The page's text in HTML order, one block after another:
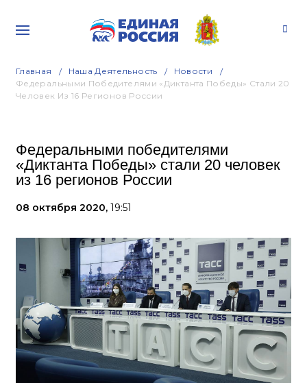
Главная Наша Деятельность
Новости
Федеральными Победителями «Диктанта Победы» Стали 20
Человек Из 16 Регионов России
Федеральными победителями
«Диктанта Победы» стали 20 человек
из 16 регионов России
08 октября 2020, 19:51